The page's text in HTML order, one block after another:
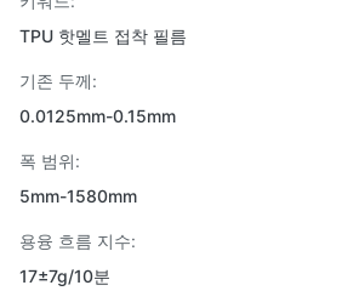
TPU 핫멜트 접착 필름
기존 두께:
0.0125mm-0.15mm
폭 범위:
5mm-1580mm
용융 흐름 지수:
17±7g/10분